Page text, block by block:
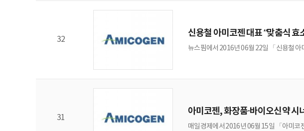
32
신용철 아미코젠 대표 “맞춤식 효
뉴스핌에서 2016년 06월 22일 「신용철
31
아미코젠, 화장품·바이오신약 시
매일경제에서 2016년 06월 15일 「아미